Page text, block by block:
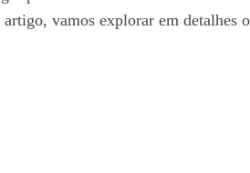
vamos explorar em detalhes